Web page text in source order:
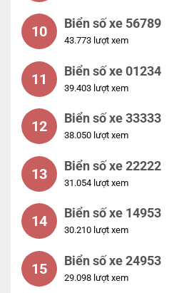
10 Biển số xe 56789
43.773 lượt xem
11 Biển số xe 01234
39.403 lượt xem
12 Biển số xe 33333
38.050 lượt xem
13 Biển số xe 22222
31.054 lượt xem
14 Biển số xe 14953
30.210 lượt xem
15 Biển số xe 24953
29.098 lượt xem